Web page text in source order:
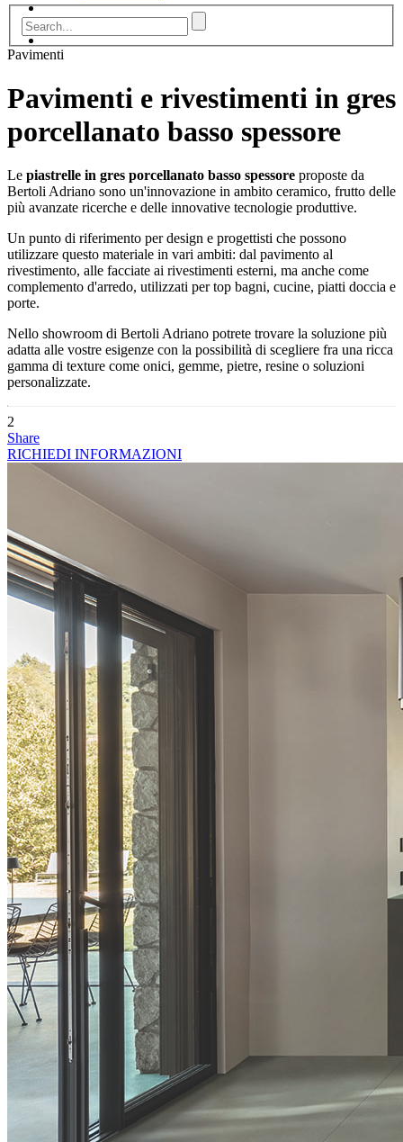
CONTATTI
Pavimenti
Pavimenti e rivestimenti in gres
porcellanato basso spessore
Le piastrelle in gres porcellanato basso spessore proposte da
Bertoli Adriano sono un'innovazione in ambito ceramico, frutto delle
più avanzate ricerche e delle innovative tecnologie produttive.
Un punto di riferimento per design e progettisti che possono
utilizzare questo materiale in vari ambiti: dal pavimento al
rivestimento, alle facciate ai rivestimenti esterni, ma anche come
complemento d'arredo, utilizzati per top bagni, cucine, piatti doccia e
porte.
Nello showroom di Bertoli Adriano potrete trovare la soluzione più
adatta alle vostre esigenze con la possibilità di scegliere fra una ricca
gamma di texture come onici, gemme, pietre, resine o soluzioni
personalizzate.
2
Share
RICHIEDI INFORMAZIONI